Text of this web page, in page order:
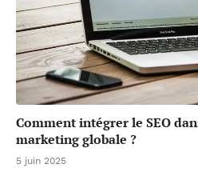
Comment intégrer le SEO
marketing globale ?
5 juin 2025